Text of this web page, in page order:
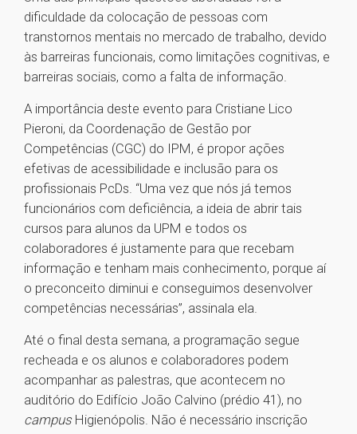
dificuldade da colocação de pessoas com
transtornos mentais no mercado de trabalho, devido
às barreiras funcionais, como limitações cognitivas, e
barreiras sociais, como a falta de informação.
A importância deste evento para Cristiane Lico
Pieroni, da Coordenação de Gestão por
Competências (CGC) do IPM, é propor ações
efetivas de acessibilidade e inclusão para os
profissionais PcDs. “Uma vez que nós já temos
funcionários com deficiência, a ideia de abrir tais
cursos para alunos da UPM e todos os
colaboradores é justamente para que recebam
informação e tenham mais conhecimento, porque aí
o preconceito diminui e conseguimos desenvolver
competências necessárias”, assinala ela.
Até o final desta semana, a programação segue
recheada e os alunos e colaboradores podem
acompanhar as palestras, que acontecem no
auditório do Edifício João Calvino (prédio 41), no
campus Higienópolis. Não é necessário inscrição